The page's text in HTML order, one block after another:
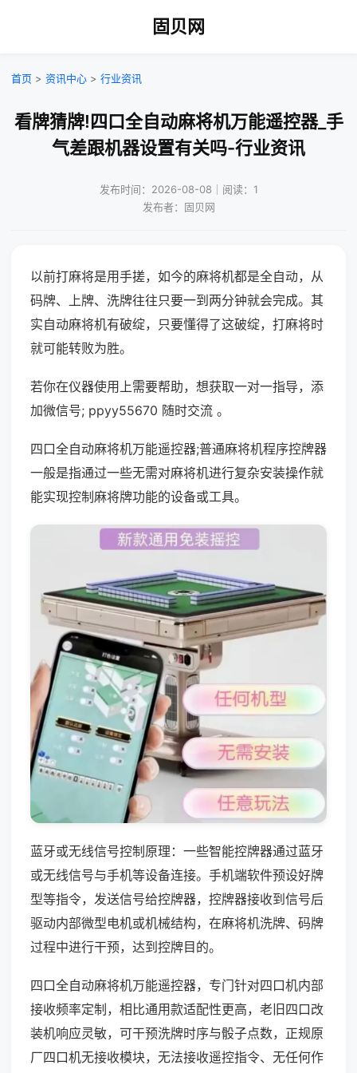
固贝网
首页 > 资讯中心 > 行业资讯
看牌猜牌!四口全自动麻将机万能遥控器_手
气差跟机器设置有关吗-行业资讯
发布时间：2026-08-08｜阅读：1
发布者：固贝网
以前打麻将是用手搓，如今的麻将机都是全自动，从
码牌、上牌、洗牌往往只要一到两分钟就会完成。其
实自动麻将机有破绽，只要懂得了这破绽，打麻将时
就可能转败为胜。
若你在仪器使用上需要帮助，想获取一对一指导，添
加微信号; ppyy55670 随时交流 。
四口全自动麻将机万能遥控器;普通麻将机程序控牌器
一般是指通过一些无需对麻将机进行复杂安装操作就
能实现控制麻将牌功能的设备或工具。
蓝牙或无线信号控制原理：一些智能控牌器通过蓝牙
或无线信号与手机等设备连接。手机端软件预设好牌
型等指令，发送信号给控牌器，控牌器接收到信号后
驱动内部微型电机或机械结构，在麻将机洗牌、码牌
过程中进行干预，达到控牌目的。
四口全自动麻将机万能遥控器，专门针对四口机内部
接收频率定制，相比通用款适配性更高，老旧四口改
装机响应灵敏，可干预洗牌时序与骰子点数，正规原
厂四口机无接收模块，无法接收遥控指令、无任何作